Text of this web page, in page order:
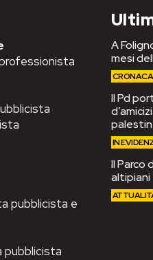
pubblicista e
pubblicista
A
mesi
CRONACA
Il Pd
IN
Il Parco
altipiani